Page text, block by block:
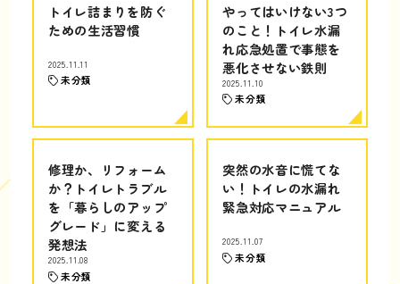
トイレ詰まりを防ぐ
ための生活習慣
2025.11.11
未分類
やってはいけない3つ
のこと！トイレ水漏
れ応急処置で事態を
悪化させない鉄則
2025.11.10
未分類
修理か、リフォーム
か？トイレトラブル
を「暮らしのアップ
グレード」に変える
発想法
2025.11.08
未分類
突然の水音に慌てな
い！トイレの水漏れ
緊急対応マニュアル
2025.11.07
未分類